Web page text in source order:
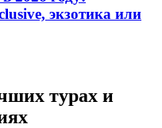
экзотика или
турах и